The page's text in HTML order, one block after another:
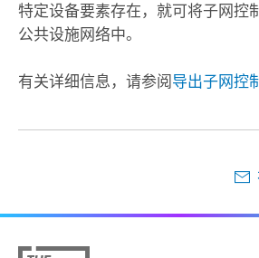
特定设备要素存在，就可将子网控
公共设施网络中。
有关详细信息，请参阅 导出子网控